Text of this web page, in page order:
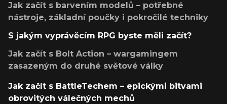
Jak začít s barvením modelů – potřebné
nástroje, základní poučky i pokročilé techniky
S jakým vyprávěcím RPG byste měli začít?
Jak začít s Bolt Action – wargamingem
zasazeným do druhé světové války
Jak začít s BattleTechem – epickými bitvami
obrovitých válečných mechů